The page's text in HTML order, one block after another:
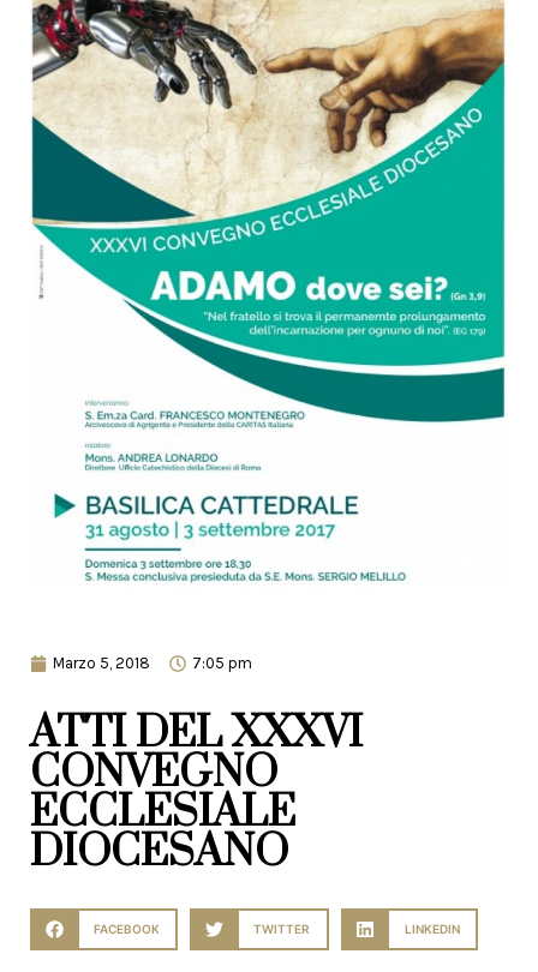
Marzo 5, 2018 7:05 pm
ATTI DEL XXXVI
CONVEGNO
ECCLESIALE
DIOCESANO
FACEBOOK TWITTER LINKEDIN